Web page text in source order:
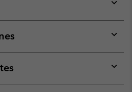
or
or
or